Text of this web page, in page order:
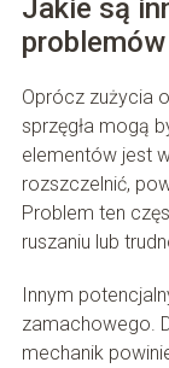
Jakie są
problemów
Oprócz zużycia
sprzęgła mogą
elementów jest
rozszczelnić,
Problem ten
ruszaniu lub
Innym
zamachowego.
mechanik